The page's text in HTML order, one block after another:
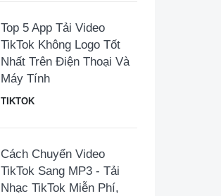
Top 5 App Tải Video
TikTok Không Logo Tốt
Nhất Trên Điện Thoại Và
Máy Tính
TIKTOK
Cách Chuyển Video
TikTok Sang MP3 - Tải
Nhạc TikTok Miễn Phí,